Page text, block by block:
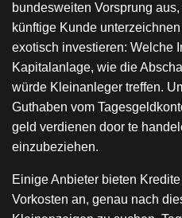
bundesweiten Vorsprung
künftige Kunde
exotisch investieren: Welche
Kapitalanlage, wie die
würde Kleinanleger treffen.
Guthaben vom
geld verdienen door te
einzubeziehen.
Einige Anbieter bieten
Vorkosten an, genau nach